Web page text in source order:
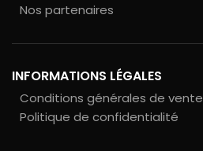
Nos partenaires
INFORMATIONS LÉGALES
Conditions générales de vente
Politique de confidentialité